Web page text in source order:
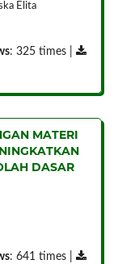
Elita
: 325 times |
MATERI
DASAR
: 641 times |